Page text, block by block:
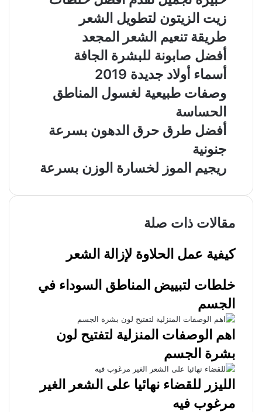
زيت الزيتون لتطويل الشعر
طريقة تنعيم الشعر المجعد
أفضل صابونة للبشرة الجافة
أسماء أولاد جديدة 2019
وصفات طبيعية لغسول المناطق
الحساسة
أفضل طرق حرق الدهون بسرعة
جنونية
ريجيم الموز لخسارة الوزن بسرعة
مقالات ذات صلة
كيفية عمل الحلاوة لإزالة الشعر
خلطات لتبييض المناطق السوداء في
الجسم
اهم الوصفات المنزلية لتفتيح لون
بشرة الجسم
الليزر للقضاء نهائيا على الشعر الغير
مرغوب فيه